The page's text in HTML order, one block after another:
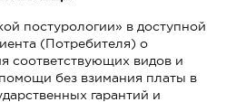
постурологии» в доступной
(Потребителя) о
соответствующих видов и
без взимания платы в
гарантий и